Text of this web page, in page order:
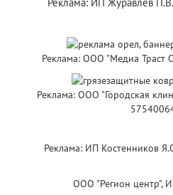
Реклама: ООО "Медиа Траст
Реклама: ООО "Городская
Реклама: ИП Костенников
ООО "Регион центр",